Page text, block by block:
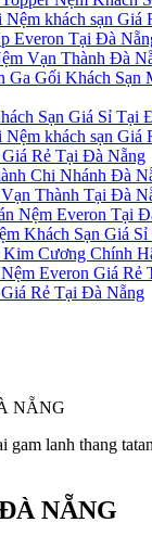
Nệm khách sạn Giá
Everon Tại Đà
Vạn Thành Đà
Ga Gối Khách Sạn
Sạn Giá Sỉ Tại
Nệm khách sạn Giá
Rẻ Tại Đà Nẵng
Chi Nhánh Đà
Thành Tại Đà
Nệm Everon Tại
Khách Sạn Giá
Kim Cương Chính
Everon Giá Rẻ
Rẻ Tại Đà Nẵng
NẴNG
NẴNG